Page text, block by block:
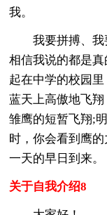
我。
我要拼搏、我
相信我说的都是
起在中学的校园
蓝天上高傲地飞
雏鹰的短暂飞翔;
时，你会看到鹰
一天的早日到来。
关于自我介绍8